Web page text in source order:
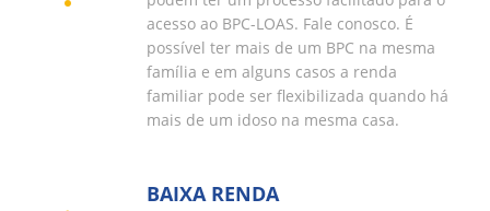
acesso ao BPC-LOAS. Fale conosco. É
possível ter mais de um BPC na mesma
família e em alguns casos a renda
familiar pode ser flexibilizada quando há
mais de um idoso na mesma casa.
BAIXA RENDA